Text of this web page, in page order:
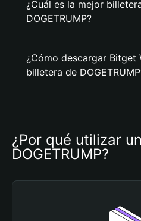
¿Cuál es la mejor
DOGETRUMP?
¿Cómo descargar Bitget
billetera de
¿Por qué utilizar
DOGETRUMP?